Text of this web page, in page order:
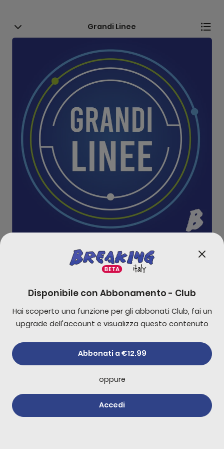
Grandi Linee
Leonardo, dipingimi come una delle tue cupole
-10 s +30s
Disponibile con Abbonamento - Club
Hai scoperto una funzione per gli abbonati Club, fai un
upgrade dell'account e visualizza questo contenuto
Abbonati a €12.99
oppure
Accedi